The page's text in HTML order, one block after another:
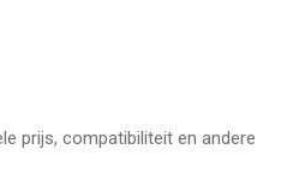
prijs, compatibiliteit en andere